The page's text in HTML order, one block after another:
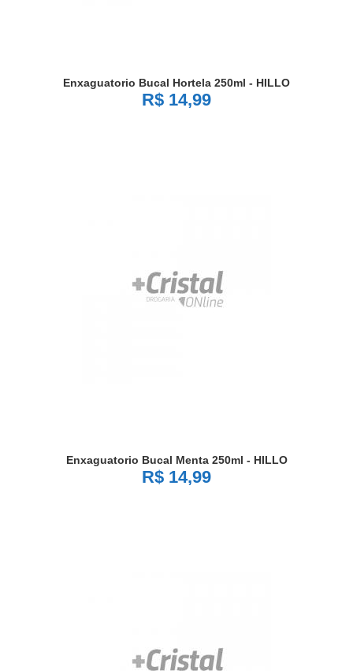
Enxaguatorio Bucal Hortela 250ml - HILLO
R$ 14,99
Enxaguatorio Bucal Menta 250ml - HILLO
R$ 14,99